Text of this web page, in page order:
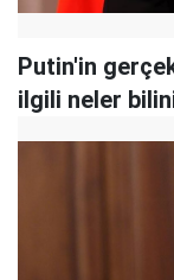
Putin'in
ilgili neler